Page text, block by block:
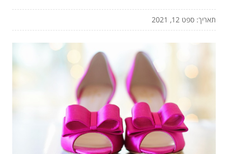
תאריך: ספט 12, 2021